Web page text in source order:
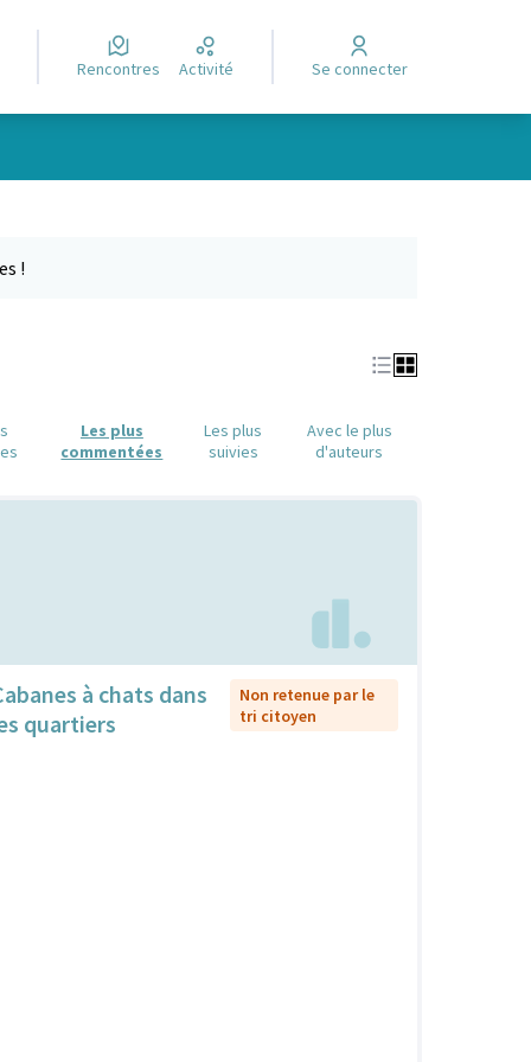
Rencontres Activité Se connecter
!
Les plus
commentées
Les plus
suivies
Avec le plus
d'auteurs
à chats dans
quartiers
Non retenue par le
tri citoyen